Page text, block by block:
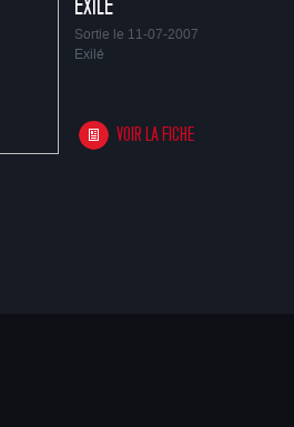
EXILÉ
Sortie le 11-07-2007
Exilé
VOIR LA FICHE